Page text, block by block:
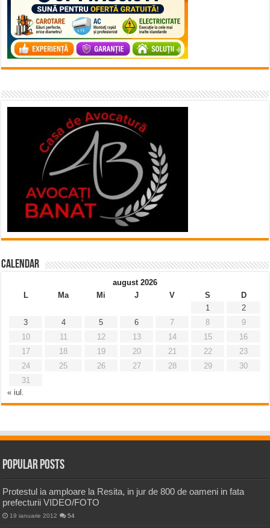
Calendar
august 2026
L
Ma Mi J V S
D
1
2
3
4 5 6 7 8
9
10
11 12 13 14 15
16
17
18 19 20 21 22
23
24
25 26 27 28 29
30
31
« iul.
Popular Posts
Protestul ia amploare la Resita, in jur de 800 de oameni in fata
prefecturii VIDEO/FOTO
19 ianuarie 2012 54